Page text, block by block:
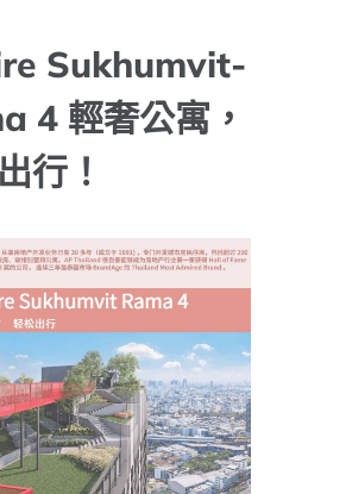
Sukhumvit-
4 輕奢公寓，
行！